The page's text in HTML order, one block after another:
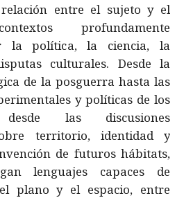
entre el sujeto y el
profundamente
la política, la ciencia, la
culturales. Desde la
de la posguerra hasta las
y políticas de los
las discusiones
territorio, identidad y
de futuros hábitats,
lenguajes capaces de
plano y el espacio, entre